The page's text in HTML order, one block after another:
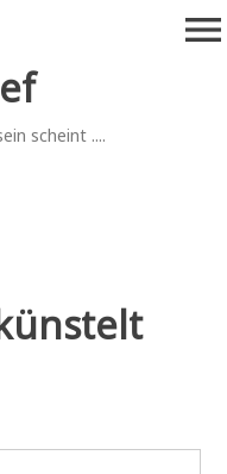
scheint ....
menu